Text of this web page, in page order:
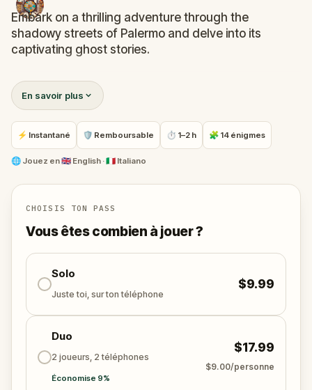
Embark on a thrilling adventure through the
shadowy streets of Palermo and delve into its
captivating ghost stories.
With the city's destiny hanging in the balance, you
must race against time to thwart the evil spirits, risen
from the afterlife.
Decipher codes and unravel the intricate puzzle that
holds the key to salvation.
Journey through the ages to unravel centuries-old
mysteries, uncovering the dark past and figures of
Palermo's rich history.
En savoir plus
⚡ Instantané 🛡 Remboursable ⏱ 1–2 h 🧩 14 énigmes
🌐 Jouez en🇬🇧 English · 🇮🇹 Italiano
CHOISIS TON PASS
Vous êtes combien à jouer ?
Solo
Juste toi, sur ton téléphone
$9.99
Duo
2 joueurs, 2 téléphones
Économise 9%
$17.99
$9.00/personne